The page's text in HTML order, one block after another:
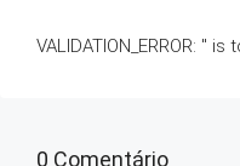
VALIDATION_ERROR: ''
0 Comentário